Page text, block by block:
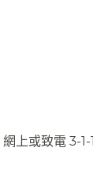
網上或致電 3-